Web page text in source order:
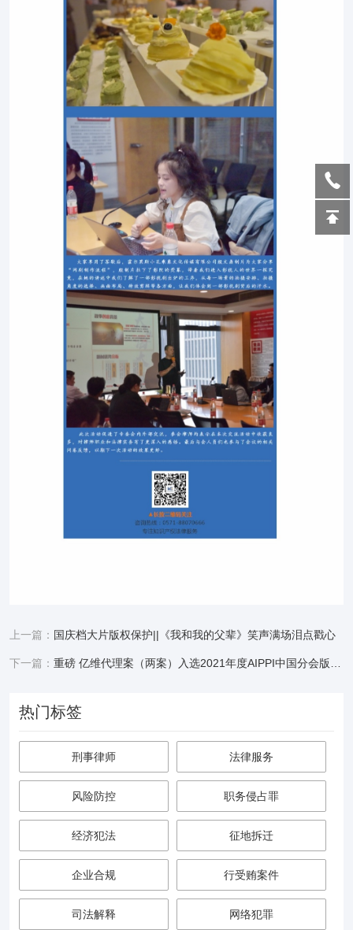
上一篇： 国庆档大片版权保护||《我和我的父辈》笑声满场泪点戳心
下一篇： 重磅 亿维代理案（两案）入选2021年度AIPPI中国分会版权十大热点案件
热门标签
刑事律师 法律服务
风险防控 职务侵占罪
经济犯法 征地拆迁
企业合规 行受贿案件
司法解释 网络犯罪